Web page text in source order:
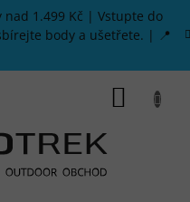
nad 1.499 Kč | Vstupte do
body a ušetřete. | 📍